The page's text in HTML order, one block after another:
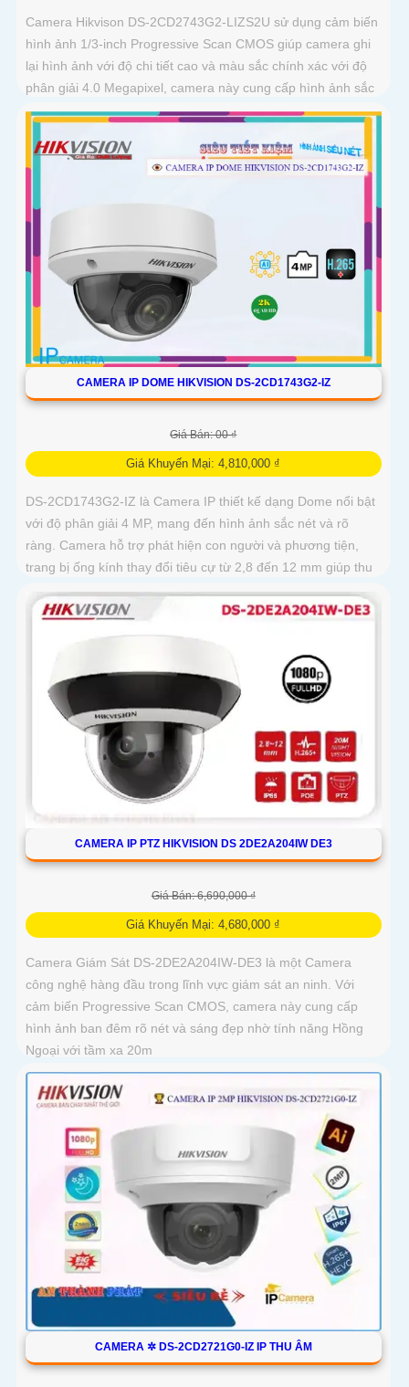
Camera Hikvison DS-2CD2743G2-LIZS2U sử dụng cảm biến
hình ảnh 1/3-inch Progressive Scan CMOS giúp camera ghi
lại hình ảnh với độ chi tiết cao và màu sắc chính xác với độ
phân giải 4.0 Megapixel, camera này cung cấp hình ảnh sắc
nét và chi tiết cho phép nhận diện đối tượng một cách chính
CAMERA IP DOME HIKVISION DS-2CD1743G2-IZ
Giá Bán: 00 ₫
Giá Khuyến Mại: 4,810,000 ₫
DS-2CD1743G2-IZ là Camera IP thiết kế dạng Dome nổi bật
với độ phân giải 4 MP, mang đến hình ảnh sắc nét và rõ
ràng. Camera hỗ trợ phát hiện con người và phương tiện,
trang bị ống kính thay đổi tiêu cự từ 2,8 đến 12 mm giúp thu
phóng hình ảnh độ nét cao
CAMERA IP PTZ HIKVISION DS 2DE2A204IW DE3
Giá Bán: 6,690,000 ₫
Giá Khuyến Mại: 4,680,000 ₫
Camera Giám Sát DS-2DE2A204IW-DE3 là một Camera
công nghệ hàng đầu trong lĩnh vực giám sát an ninh. Với
cảm biến Progressive Scan CMOS, camera này cung cấp
hình ảnh ban đêm rõ nét và sáng đẹp nhờ tính năng Hồng
Ngoại với tầm xa 20m
CAMERA ✲ DS-2CD2721G0-IZ IP THU ÂM